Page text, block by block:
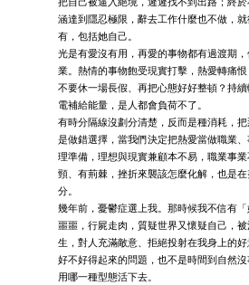
涵達到隱忍極限，辭去工作什麼也不做，
有，包括她自己。
光是有愛沒有用，再愛的事物都有過渡期
業。熱情的事物飽受現實打擊，熱愛轉痛
不要休一場長假、再把心態好好整頓？持
電補給能量，是人都會負荷不了。
有時分隔線沒劃分清楚，反而是種消耗，
是做錯選擇，當我們決定把熱愛當做職業
理準備，理想與現實兼顧本不易，職業事
頸、有荊棘，挫折來襲該怎麼化解，也是
分。
幾年前，憂鬱症選上我。那時候我不信有
噩噩，行屍走肉，質疑世界又懷疑自己，
生，對人充滿敵意、拒絕投射在我身上的
好不好得起來的問題，也不是時間到自然
用哪一種型態活下去。